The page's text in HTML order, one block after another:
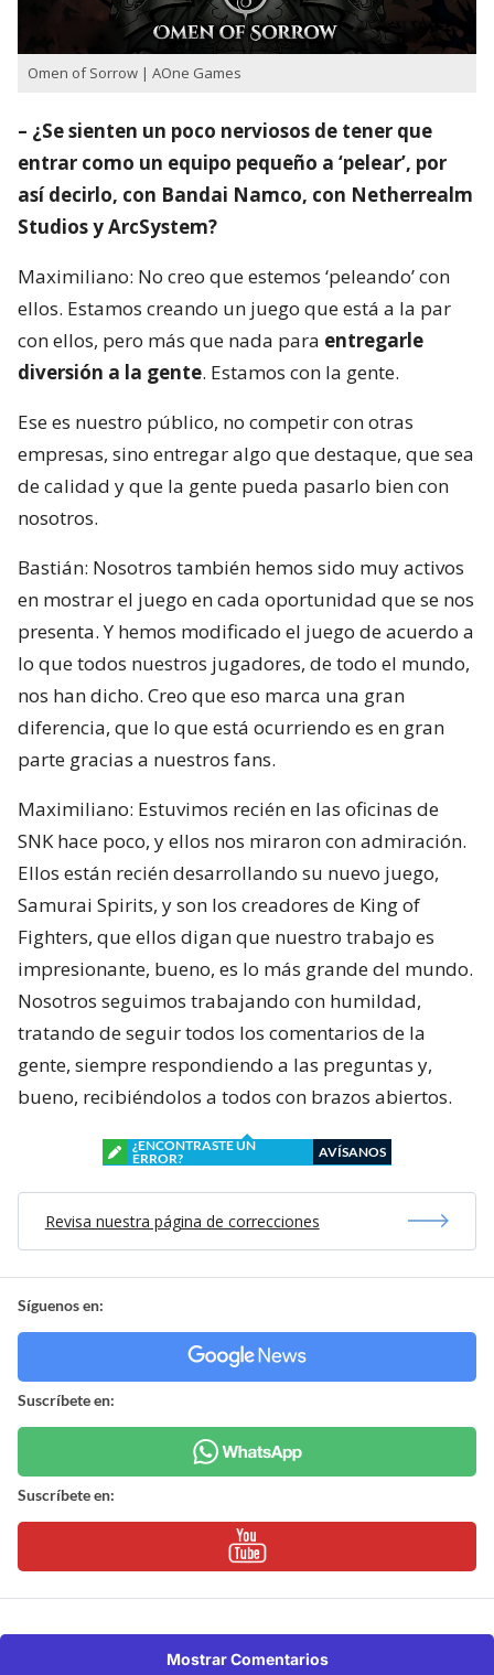
Omen of Sorrow | AOne Games
– ¿Se sienten un poco nerviosos de tener que
entrar como un equipo pequeño a ‘pelear’, por
así decirlo, con Bandai Namco, con Netherrealm
Studios y ArcSystem?
Maximiliano: No creo que estemos ‘peleando’ con
ellos. Estamos creando un juego que está a la par
con ellos, pero más que nada para entregarle
diversión a la gente. Estamos con la gente.
Ese es nuestro público, no competir con otras
empresas, sino entregar algo que destaque, que sea
de calidad y que la gente pueda pasarlo bien con
nosotros.
Bastián: Nosotros también hemos sido muy activos
en mostrar el juego en cada oportunidad que se nos
presenta. Y hemos modificado el juego de acuerdo a
lo que todos nuestros jugadores, de todo el mundo,
nos han dicho. Creo que eso marca una gran
diferencia, que lo que está ocurriendo es en gran
parte gracias a nuestros fans.
Maximiliano: Estuvimos recién en las oficinas de
SNK hace poco, y ellos nos miraron con admiración.
Ellos están recién desarrollando su nuevo juego,
Samurai Spirits, y son los creadores de King of
Fighters, que ellos digan que nuestro trabajo es
impresionante, bueno, es lo más grande del mundo.
Nosotros seguimos trabajando con humildad,
tratando de seguir todos los comentarios de la
gente, siempre respondiendo a las preguntas y,
bueno, recibiéndolos a todos con brazos abiertos.
¿ENCONTRASTE UN
ERROR?
AVÍSANOS
Revisa nuestra página de correcciones
Síguenos en:
Suscríbete en:
Suscríbete en:
Mostrar Comentarios